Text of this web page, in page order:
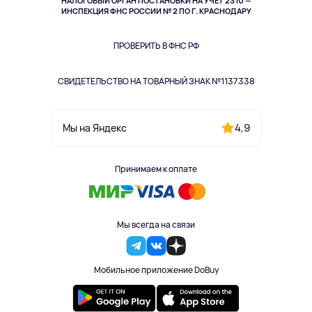
ИНСПЕКЦИЯ ФНС РОССИИ № 2 ПО Г. КРАСНОДАРУ
ПРОВЕРИТЬ В ФНС РФ
СВИДЕТЕЛЬСТВО НА ТОВАРНЫЙ ЗНАК №1137338
Мы на Яндекс 4,9
Принимаем к оплате
Мы всегда на связи
Мобильное приложение DoBuy
Здоровье питомцев
Одежда и аксессуары